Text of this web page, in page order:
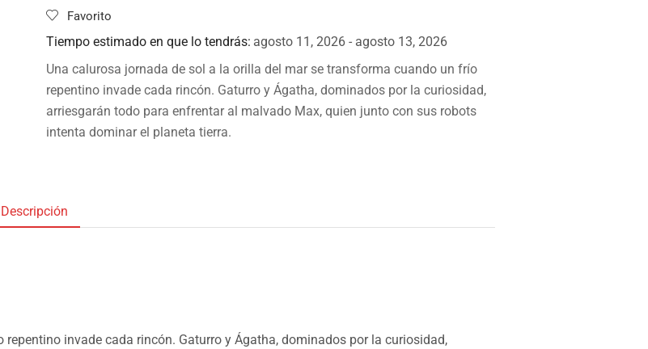
Favorito
Tiempo estimado en que lo tendrás: agosto 11, 2026 - agosto 13, 2026
Una calurosa jornada de sol a la orilla del mar se transforma cuando un frío
repentino invade cada rincón. Gaturro y Ágatha, dominados por la curiosidad,
arriesgarán todo para enfrentar al malvado Max, quien junto con sus robots
intenta dominar el planeta tierra.
Descripción
invade cada rincón. Gaturro y Ágatha, dominados por la curiosidad,